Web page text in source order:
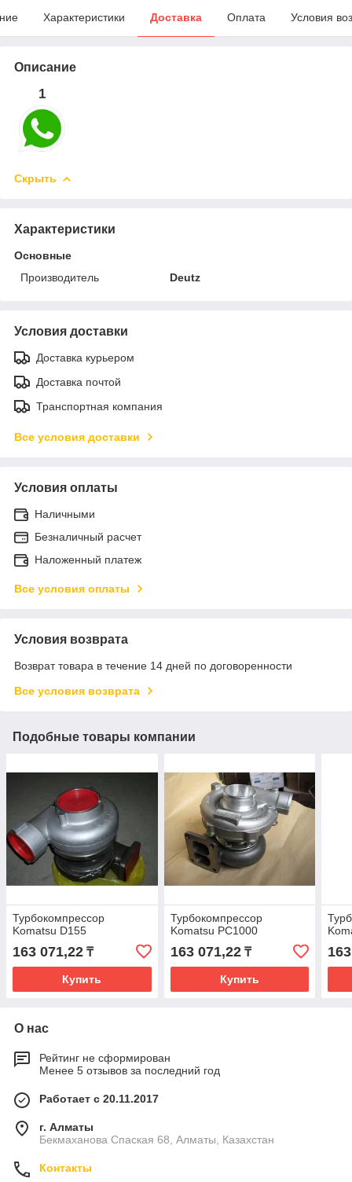
Характеристики Доставка Оплата Условия
Описание
1
Скрыть
Характеристики
Основные
Производитель
Deutz
Условия доставки
Доставка курьером
Доставка почтой
Транспортная компания
Все условия доставки
Условия оплаты
Наличными
Безналичный расчет
Наложенный платеж
Все условия оплаты
Условия возврата
Возврат товара в течение 14 дней по договоренности
Все условия возврата
Подобные товары компании
Турбокомпрессор
Komatsu D155
163 071,22 ₸
Купить
Турбокомпрессор
Komatsu PC1000
163 071,22₸
Купить
О нас
Рейтинг не сформирован
Менее 5 отзывов за последний год
Работает с 20.11.2017
г. Алматы
Бекмаханова Спаская 68, Алматы, Казахстан
Контакты